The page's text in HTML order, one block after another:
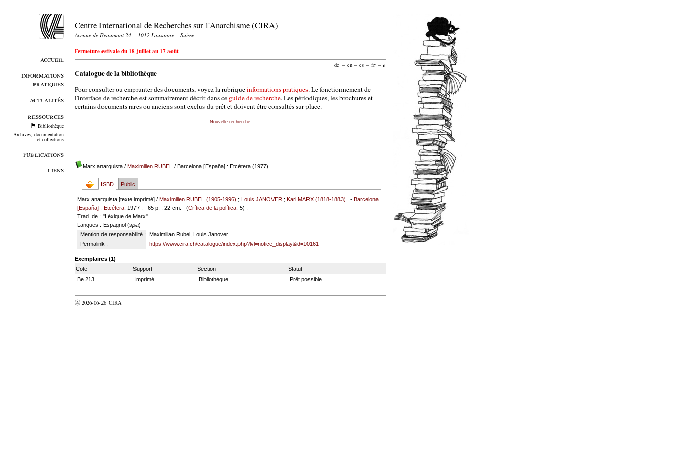
accueil
informations
pratiques
actualités
ressources
Bibliothèque
Archives, documentation
et collections
publications
liens
Centre International de Recherches sur l'Anarchisme (CIRA)
Avenue de Beaumont 24 – 1012 Lausanne – Suisse
Fermeture estivale du 18 juillet au 17 août
de – en – es – fr – it
Catalogue de la bibliothèque
Pour consulter ou emprunter des documents, voyez la rubriqueinformations pratiques. Le fonctionnement de
l'interface de recherche est sommairement décrit dans ce guide de recherche. Les périodiques, les brochures et
certains documents rares ou anciens sont exclus du prêt et doivent être consultés sur place.
Nouvelle recherche
Marx anarquista/ Maximilien RUBEL / Barcelona [España] : Etcétera (1977)
ISBD Public
Marx anarquista [texte imprimé] /Maximilien RUBEL (1905-1996) ;Louis JANOVER ;Karl MARX (1818-1883) . -Barcelona
[España] : Etcétera , 1977 . - 65 p. ; 22 cm. - (Crítica de la política; 5) .
Trad. de : "Léxique de Marx"
Langues : Espagnol (spa)
Mention de responsabilité :
Maximilian Rubel, Louis Janover
Permalink :
https://www.cira.ch/catalogue/index.php?lvl=notice_display&id=10161
Exemplaires (1)
Cote
Support Section
Statut
Be 213
Imprimé Bibliothèque Prêt possible
Ⓐ 2026-06-26 CIRA